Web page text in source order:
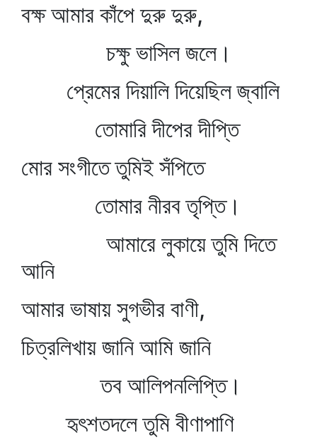
বক্ষ আমার কাঁপে দুরু দুরু,
চক্ষু ভাসিল জলে।
প্রেমের দিয়ালি দিয়েছিল জ্বালি
তোমারি দীপের দীপ্তি
মোর সংগীতে তুমিই সঁপিতে
তোমার নীরব তৃপ্তি।
আমারে লুকায়ে তুমি দিতে
আনি
আমার ভাষায় সুগভীর বাণী,
চিত্রলিখায় জানি আমি জানি
তব আলিপনলিপ্তি।
হৃৎশতদলে তুমি বীণাপাণি